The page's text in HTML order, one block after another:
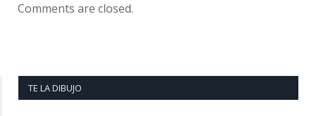
Comments are closed.
TE LA DIBUJO